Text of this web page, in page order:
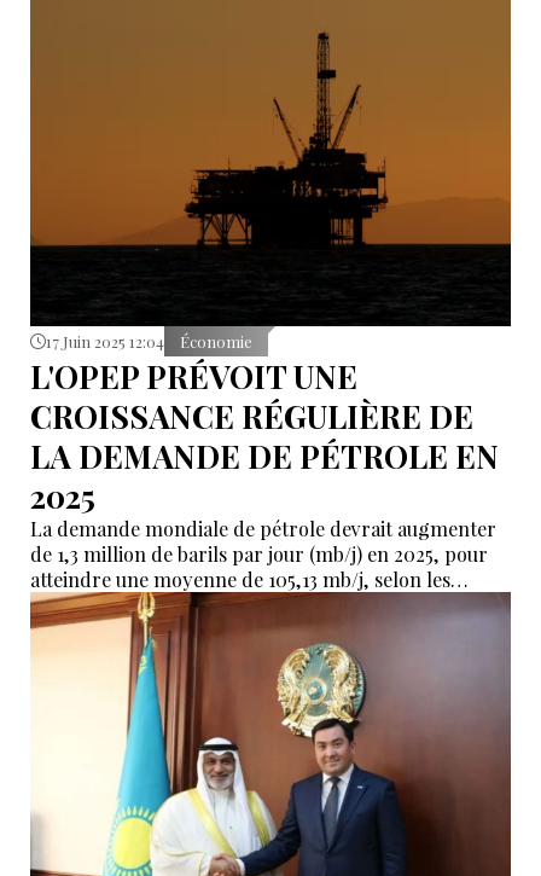
mondial du pétrole à Vienne le 9 juillet.
17 Juin 2025 12:04 Économie
L'OPEP PRÉVOIT UNE
CROISSANCE RÉGULIÈRE DE
LA DEMANDE DE PÉTROLE EN
2025
La demande mondiale de pétrole devrait augmenter
de 1,3 million de barils par jour (mb/j) en 2025, pour
atteindre une moyenne de 105,13 mb/j, selon les
dernières prévisions mensuelles de l'OPEP.